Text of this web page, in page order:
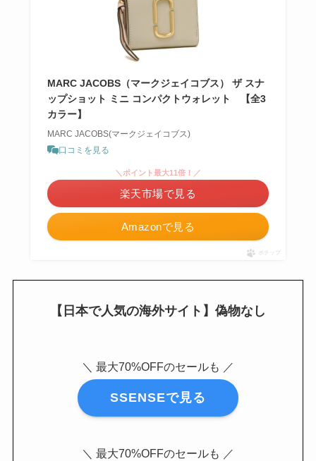
MARC JACOBS（マークジェイコブス） ザ スナ
ップショット ミニ コンパクトウォレット 【全3
カラー】
MARC JACOBS(マークジェイコブス)
口コミを見る
Amazonで見る
＼ポイント最大11倍！／
楽天市場で見る
ポチップ
【日本で人気の海外サイト】偽物なし
＼ 最大70%OFFのセールも ／
SSENSEで見る
＼ 最大70%OFFのセールも ／